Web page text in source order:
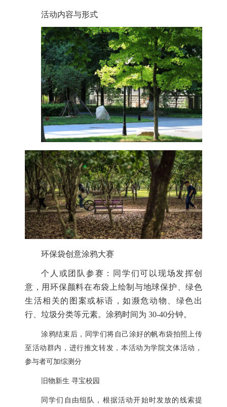
活动内容与形式
环保袋创意涂鸦大赛
个人或团队参赛：同学们可以现场发挥创
意，用环保颜料在布袋上绘制与地球保护、绿色
生活相关的图案或标语，如濒危动物、绿色出
行、垃圾分类等元素。涂鸦时间为 30-40分钟。
涂鸦结束后，同学们将自己涂好的帆布袋拍照上传
至活动群内，进行推文转发，本活动为学院文体活动，
参与者可加综测分
旧物新生 寻宝校园
同学们自由组队，根据活动开始时发放的线索提